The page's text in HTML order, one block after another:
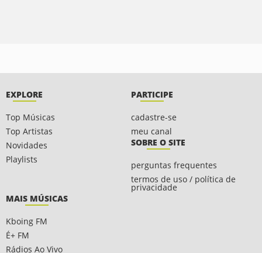
EXPLORE
Top Músicas
Top Artistas
Novidades
Playlists
PARTICIPE
cadastre-se
meu canal
SOBRE O SITE
perguntas frequentes
termos de uso / política de
privacidade
MAIS MÚSICAS
Kboing FM
É+ FM
Rádios Ao Vivo